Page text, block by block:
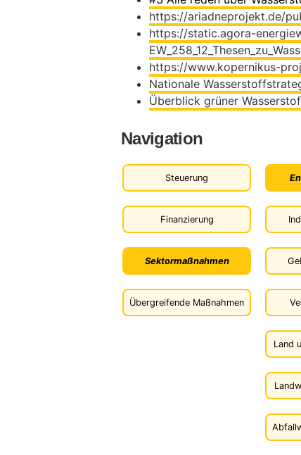
https://ariadneprojekt.de/
https://static.agora-
https://www.kopernikus-
Nationale
Überblick grüner
Navigation
Steuerung
Finanzierung
Sektormaßnahmen
Übergreifende Maßnahmen
Land